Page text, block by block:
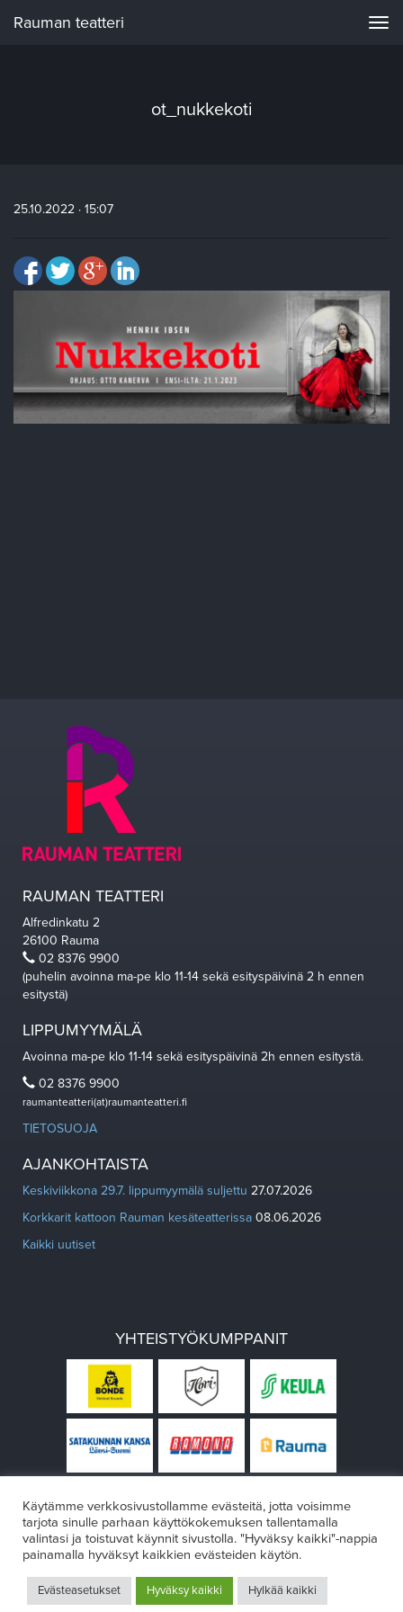
Rauman teatteri
ot_nukkekoti
25.10.2022 · 15:07
RAUMAN TEATTERI
Alfredinkatu 2
26100 Rauma
02 8376 9900
(puhelin avoinna ma-pe klo 11-14 sekä esityspäivinä 2 h ennen
esitystä)
LIPPUMYYMÄLÄ
Avoinna ma-pe klo 11-14 sekä esityspäivinä 2h ennen esitystä.
02 8376 9900
raumanteatteri(at)raumanteatteri.fi
TIETOSUOJA
AJANKOHTAISTA
Keskiviikkona 29.7. lippumyymälä suljettu 27.07.2026
Korkkarit kattoon Rauman kesäteatterissa 08.06.2026
Kaikki uutiset
YHTEISTYÖKUMPPANIT
Design:VÄRIKÄS
Käytämme verkkosivustollamme evästeitä, jotta voisimme
tarjota sinulle parhaan käyttökokemuksen tallentamalla
valintasi ja toistuvat käynnit sivustolla. "Hyväksy kaikki"-nappia
painamalla hyväksyt kaikkien evästeiden käytön.
Evästeasetukset Hyväksy kaikki Hylkää kaikki